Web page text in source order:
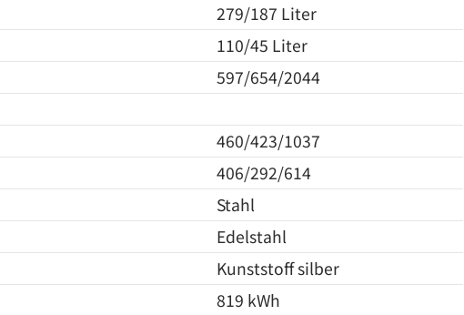
279/187 Liter
110/45 Liter
597/654/2044
460/423/1037
406/292/614
Stahl
Edelstahl
Kunststoff silber
819 kWh